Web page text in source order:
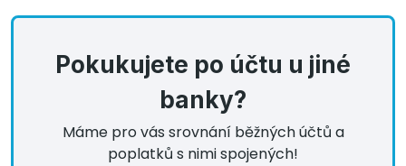
Pokukujete po účtu u jiné
banky?
Máme pro vás srovnání běžných účtů a
poplatků s nimi spojených!